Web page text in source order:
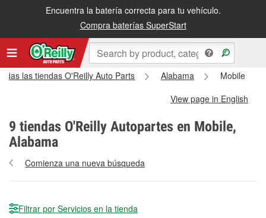
Encuentra la batería correcta para tu vehículo.
Compra baterías SuperStart
las tiendas O'Reilly Auto Parts Alabama
Mobile
View page in English
9 tiendas O'Reilly Autopartes en Mobile,
Alabama
Comienza una nueva búsqueda
Filtrar por Servicios en la tienda